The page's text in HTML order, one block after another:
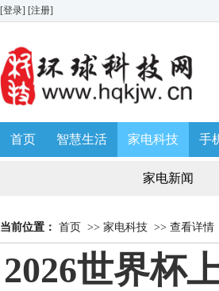
[登录] [注册]
首页 智慧生活 家电科技 手
AWE 家博会家电新闻
当前位置： 首页 >> 家电科技 >> 查看详情
2026世界杯